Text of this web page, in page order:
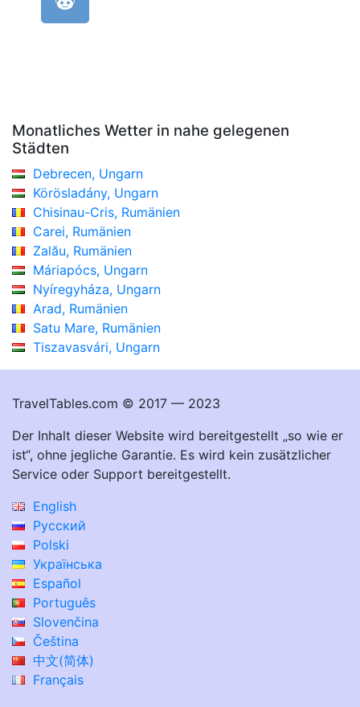
Monatliches Wetter in nahe gelegenen
Städten
Debrecen, Ungarn
Körösladány, Ungarn
Chisinau-Cris, Rumänien
Carei, Rumänien
Zalău, Rumänien
Máriapócs, Ungarn
Nyíregyháza, Ungarn
Arad, Rumänien
Satu Mare, Rumänien
Tiszavasvári, Ungarn
TravelTables.com © 2017 — 2023
Der Inhalt dieser Website wird bereitgestellt „so wie er
ist“, ohne jegliche Garantie. Es wird kein zusätzlicher
Service oder Support bereitgestellt.
English
Русский
Polski
Українська
Español
Português
Slovenčina
Čeština
中文(简体)
Français